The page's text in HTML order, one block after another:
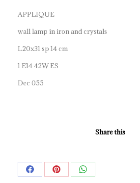
APPLIQUE
wall lamp in iron and crystals
L20x31 sp 14 cm
1 E14 42W ES
Dec 055
Share this
Share Share Share